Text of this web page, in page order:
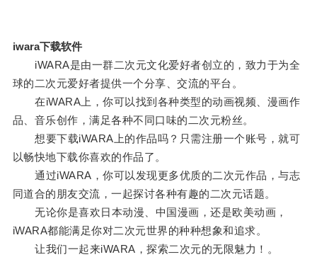
iwara下载软件
iWARA是由一群二次元文化爱好者创立的，致力于为全
球的二次元爱好者提供一个分享、交流的平台。
在iWARA上，你可以找到各种类型的动画视频、漫画作
品、音乐创作，满足各种不同口味的二次元粉丝。
想要下载iWARA上的作品吗？只需注册一个账号，就可
以畅快地下载你喜欢的作品了。
通过iWARA，你可以发现更多优质的二次元作品，与志
同道合的朋友交流，一起探讨各种有趣的二次元话题。
无论你是喜欢日本动漫、中国漫画，还是欧美动画，
iWARA都能满足你对二次元世界的种种想象和追求。
让我们一起来iWARA，探索二次元的无限魅力！。